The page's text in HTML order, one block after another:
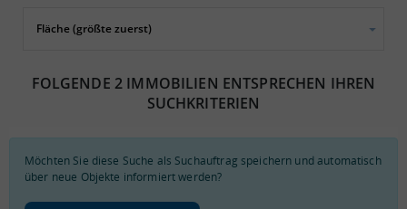
FOLGENDE 2 IMMOBILIEN ENTSPRECHEN IHREN
SUCHKRITERIEN
Möchten Sie diese Suche als Suchauftrag speichern und automatisch
über neue Objekte informiert werden?